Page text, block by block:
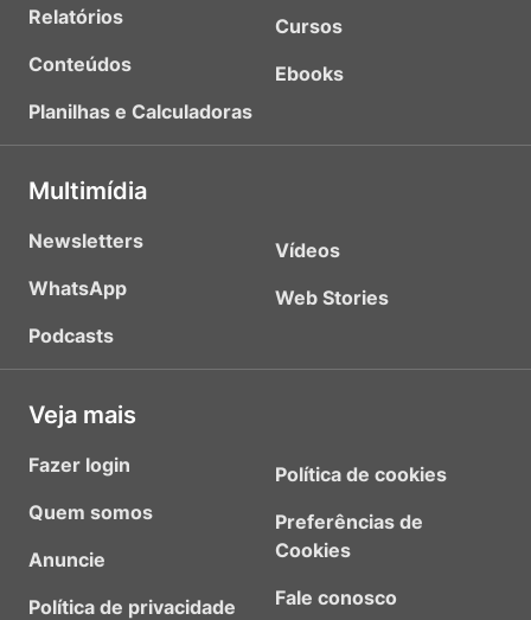
Relatórios
Conteúdos
Planilhas e Calculadoras
Cursos
Ebooks
Multimídia
Newsletters
WhatsApp
Podcasts
Vídeos
Web Stories
Veja mais
Fazer login
Quem somos
Anuncie
Política de privacidade
Política de cookies
Preferências de
Cookies
Fale conosco